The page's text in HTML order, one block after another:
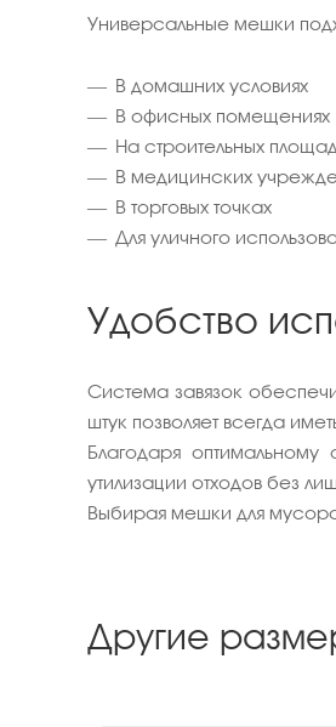
Универсальные мешки
В домашних условиях
В офисных помещениях
На строительных
В медицинских
В торговых точках
Для уличного
Удобство
Система завязок
штук позволяет всегда
Благодаря
утилизации отходов без
Выбирая мешки для
Другие